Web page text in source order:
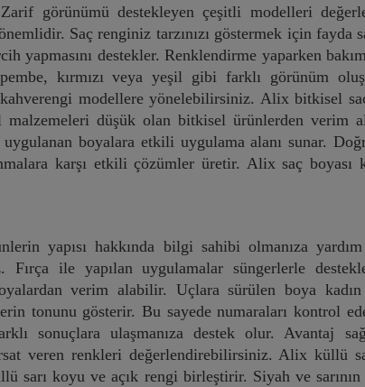
Zarif görünümü destekleyen çeşitli modelleri
Saç renginiz tarzınızı göstermek için fayda
yapmasını destekler. Renklendirme yaparken
kırmızı veya yeşil gibi farklı görünüm
modellere yönelebilirsiniz. Alix bitkisel
malzemeleri düşük olan bitkisel ürünlerden verim
boyalara etkili uygulama alanı sunar.
karşı etkili çözümler üretir. Alix saç boyası
yapısı hakkında bilgi sahibi olmanıza
ile yapılan uygulamalar süngerlerle
verim alabilir. Uçlara sürülen boya
tonunu gösterir. Bu sayede numaraları kontrol
sonuçlara ulaşmanıza destek olur. Avantaj
veren renkleri değerlendirebilirsiniz. Alix küllü
sarı koyu ve açık rengi birleştirir. Siyah ve